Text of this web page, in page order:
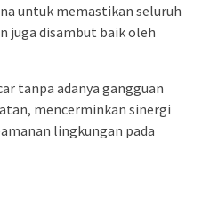
untuk memastikan seluruh
juga disambut baik oleh
tanpa adanya gangguan
mencerminkan sinergi
lingkungan pada